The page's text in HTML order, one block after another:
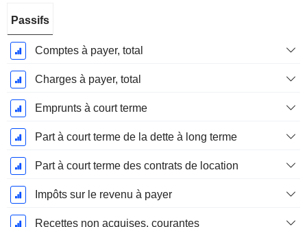
Passifs
Comptes à payer, total
Charges à payer, total
Emprunts à court terme
Part à court terme de la dette à long terme
Part à court terme des contrats de location
Impôts sur le revenu à payer
Recettes non acquises, courantes